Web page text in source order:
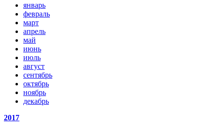
январь
февраль
март
апрель
май
июнь
июль
август
сентябрь
октябрь
ноябрь
декабрь
2017